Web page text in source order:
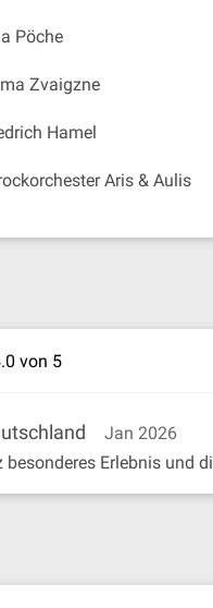
Pöche
Zvaigzne
Hamel
Aris & Aulis
von 5
Jan 2026
besonderes Erlebnis und